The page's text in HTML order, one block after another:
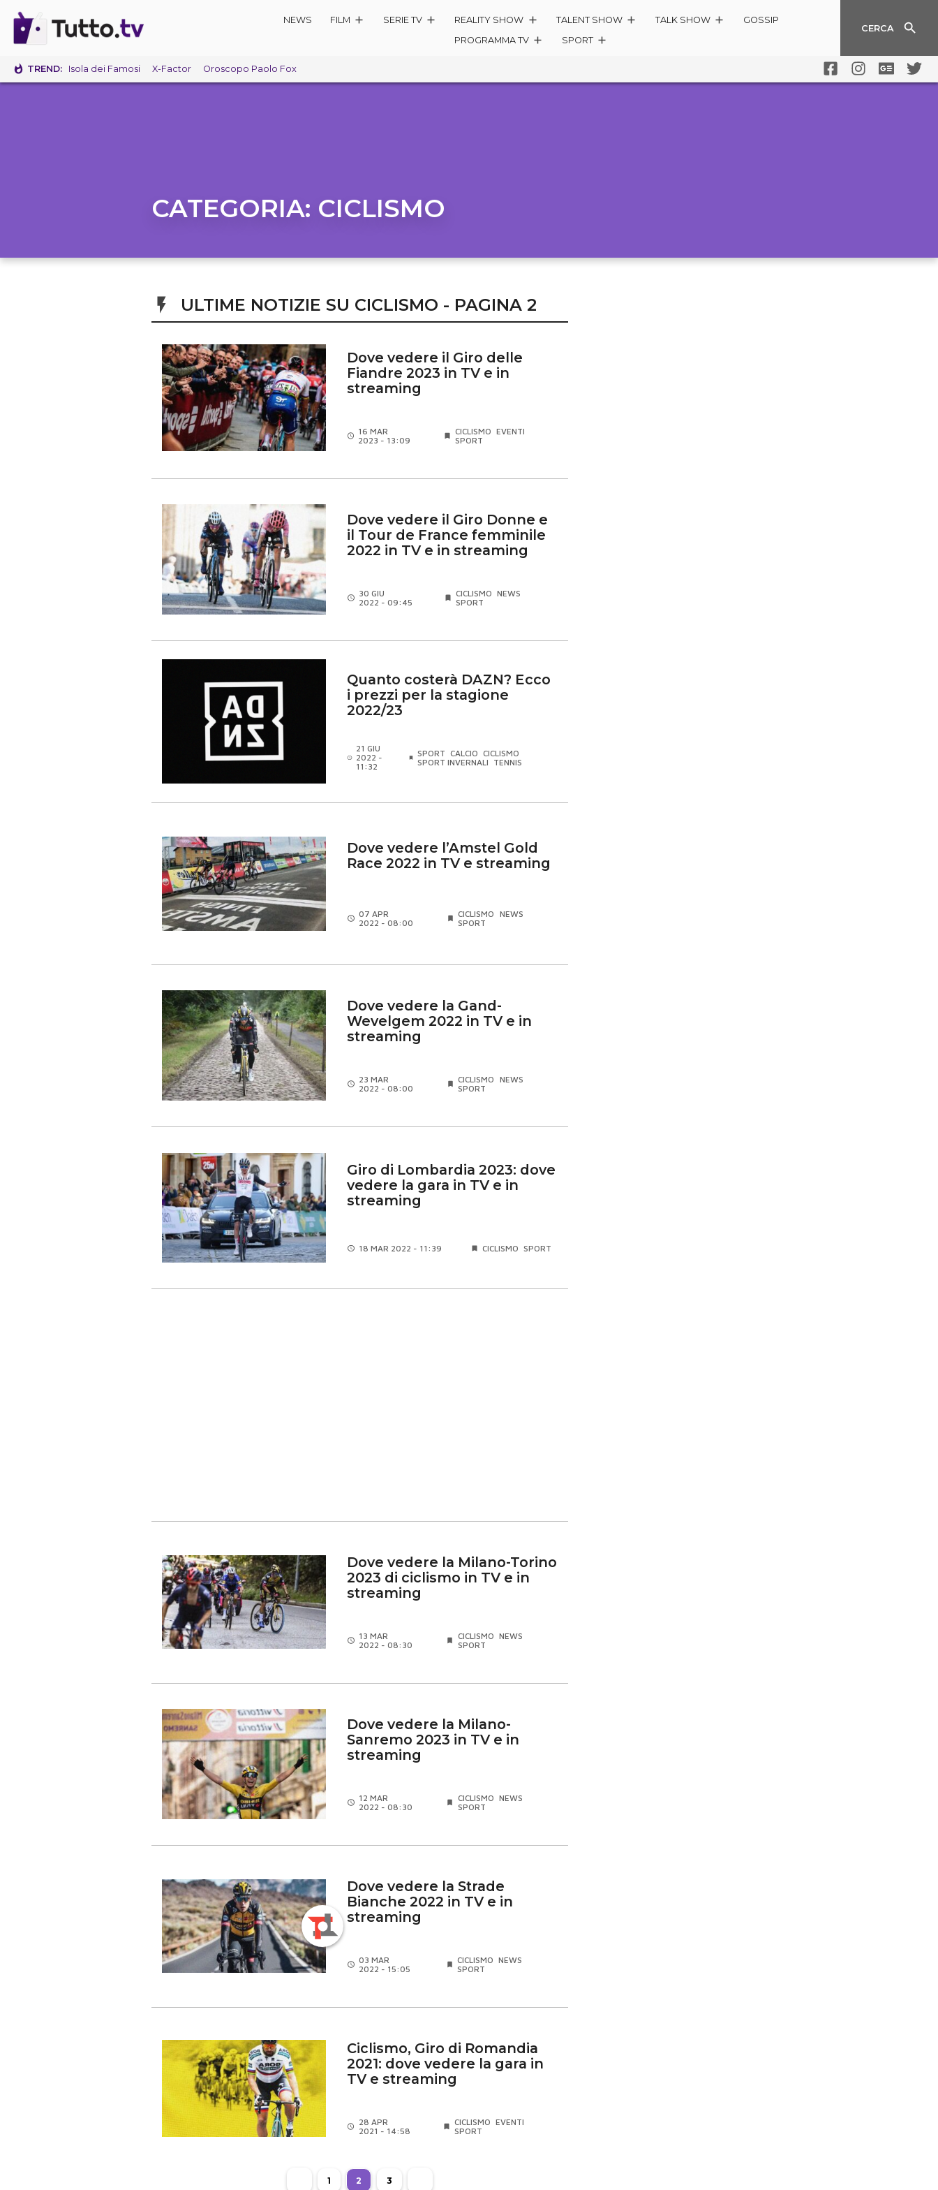
NEWS FILM SERIE TV REALITY SHOW TALENT SHOW TALK SHOW
GOSSIP
PROGRAMMA TV
SPORT
CERCA
TREND: Isola dei Famosi X-Factor Oroscopo Paolo Fox
CATEGORIA: CICLISMO
ULTIME NOTIZIE SU CICLISMO - PAGINA 2
Dove vedere il Giro delle
Fiandre 2023 in TV e in
streaming
16 MAR
2023 - 13:09
CICLISMO
EVENTI
SPORT
Dove vedere il Giro Donne e
il Tour de France femminile
2022 in TV e in streaming
30 GIU
2022 - 09:45
CICLISMO
NEWS
SPORT
Quanto costerà DAZN? Ecco
i prezzi per la stagione
2022/23
21 GIU
2022 -
11:32
SPORT CALCIO
CICLISMO
SPORT INVERNALI
TENNIS
Dove vedere l’Amstel Gold
Race 2022 in TV e streaming
07 APR
2022 - 08:00
CICLISMO
NEWS
SPORT
Dove vedere la Gand-
Wevelgem 2022 in TV e in
streaming
23 MAR
2022 - 08:00
CICLISMO
NEWS
SPORT
Giro di Lombardia 2023: dove
vedere la gara in TV e in
streaming
18 MAR 2022 - 11:39 CICLISMO SPORT
Dove vedere la Milano-Torino
2023 di ciclismo in TV e in
streaming
13 MAR
2022 - 08:30
CICLISMO
NEWS
SPORT
Dove vedere la Milano-
Sanremo 2023 in TV e in
streaming
12 MAR
2022 - 08:30
CICLISMO
NEWS
SPORT
Dove vedere la Strade
Bianche 2022 in TV e in
streaming
03 MAR
2022 - 15:05
CICLISMO
NEWS
SPORT
Ciclismo, Giro di Romandia
2021: dove vedere la gara in
TV e streaming
28 APR
2021 - 14:58
CICLISMO
EVENTI
SPORT
1 2 3